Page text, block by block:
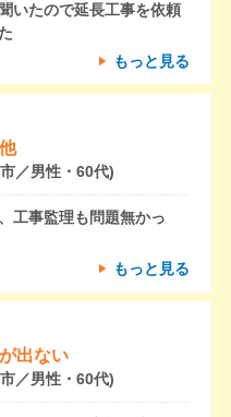
いたので延長工事を依頼
た
もっと見る
／男性・60代)
工事監理も問題無かっ
もっと見る
出ない
／男性・60代)